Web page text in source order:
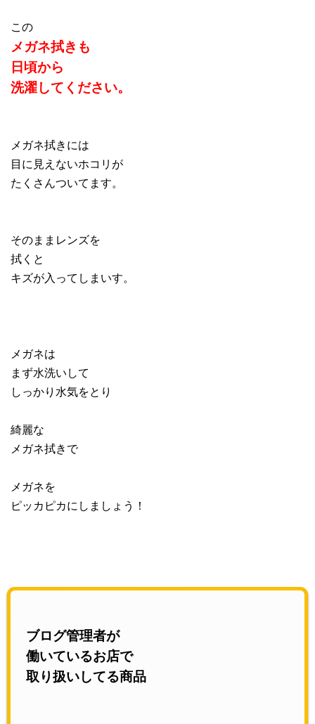
この
メガネ拭きも
日頃から
洗濯してください。
メガネ拭きには
目に見えないホコリが
たくさんついてます。
そのままレンズを
拭くと
キズが入ってしまいす。
メガネは
まず水洗いして
しっかり水気をとり
綺麗な
メガネ拭きで
メガネを
ピッカピカにしましょう！
ブログ管理者が
働いているお店で
取り扱いしてる商品